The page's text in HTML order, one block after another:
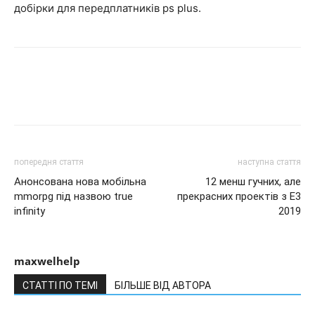
добірки для передплатників ps plus.
попередня стаття
Анонсована нова мобільна
mmorpg під назвою true
infinity
наступна стаття
12 менш гучних, але
прекрасних проектів з Е3
2019
maxwelhelp
СТАТТІ ПО ТЕМІ БІЛЬШЕ ВІД АВТОРА